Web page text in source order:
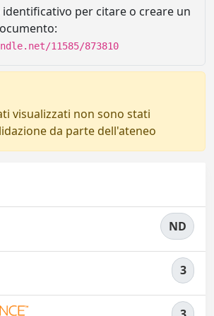
per citare o creare un
11585/873810
visualizzati non sono stati
da parte dell'ateneo
ND
3